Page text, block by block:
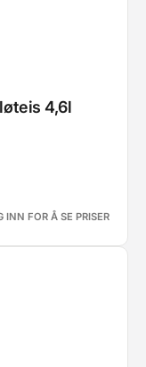
4,6l
INN FOR Å SE PRISER